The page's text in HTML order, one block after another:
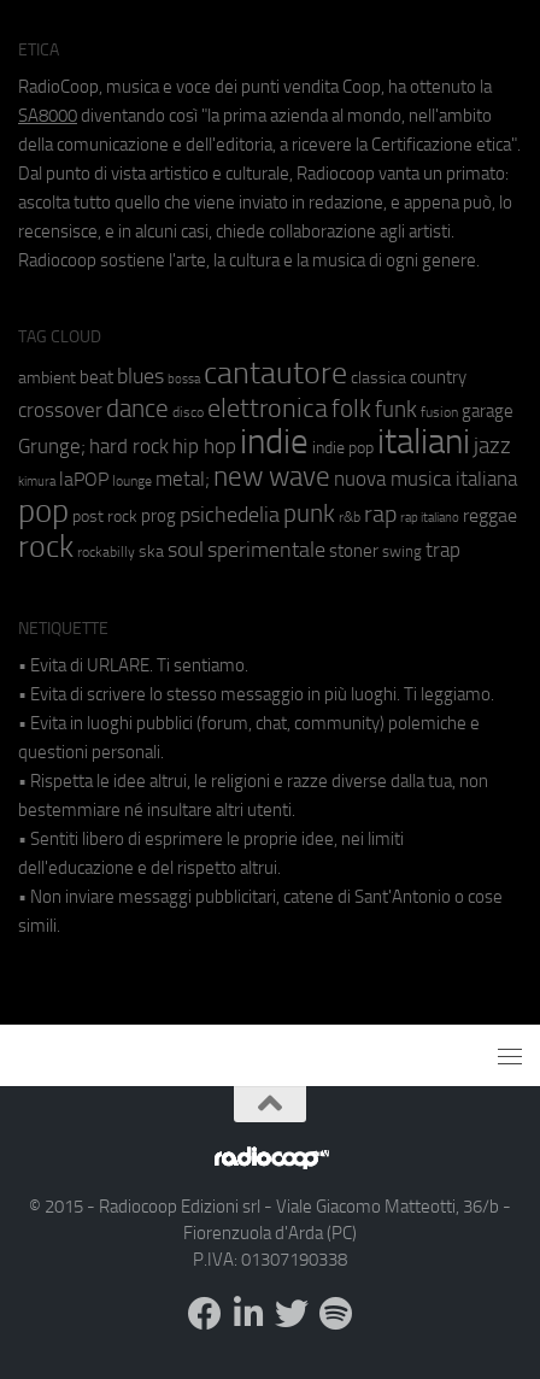
ETICA
RadioCoop, musica e voce dei punti vendita Coop, ha ottenuto la
SA8000 diventando così "la prima azienda al mondo, nell'ambito
della comunicazione e dell'editoria, a ricevere la Certificazione etica".
Dal punto di vista artistico e culturale, Radiocoop vanta un primato:
ascolta tutto quello che viene inviato in redazione, e appena può, lo
recensisce, e in alcuni casi, chiede collaborazione agli artisti.
Radiocoop sostiene l'arte, la cultura e la musica di ogni genere.
TAG CLOUD
ambient beat blues bossa cantautore classica country
crossover dance disco elettronicafolkfunk fusion garage
Grunge; hard rock hip hop indie indie pop italiani jazz
kimura laPOP lounge metal; new wave nuova musica italiana
pop post rock prog psichedeliapunk r&b rap rap italiano reggae
rock rockabilly ska soul sperimentale stoner swing trap
NETIQUETTE
• Evita di URLARE. Ti sentiamo.
• Evita di scrivere lo stesso messaggio in più luoghi. Ti leggiamo.
• Evita in luoghi pubblici (forum, chat, community) polemiche e
questioni personali.
• Rispetta le idee altrui, le religioni e razze diverse dalla tua, non
bestemmiare né insultare altri utenti.
• Sentiti libero di esprimere le proprie idee, nei limiti
dell'educazione e del rispetto altrui.
• Non inviare messaggi pubblicitari, catene di Sant'Antonio o cose
simili.
© 2015 - Radiocoop Edizioni srl - Viale Giacomo Matteotti, 36/b -
Fiorenzuola d'Arda (PC)
P.IVA: 01307190338